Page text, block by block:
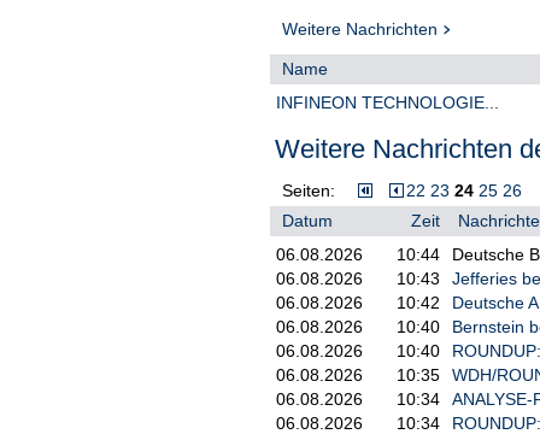
Weitere Nachrichten
Name
INFINEON TECHNOLOGIE...
Weitere Nachrichten
Seiten: 22 23 24 25 26
Datum
Zeit
06.08.2026
10:44
Deutsche
06.08.2026
10:43
Jefferies
06.08.2026
10:42
Deutsche
06.08.2026
10:40
Bernstein
06.08.2026
10:40
06.08.2026
10:35
WDH/
06.08.2026
10:34
06.08.2026
10:34